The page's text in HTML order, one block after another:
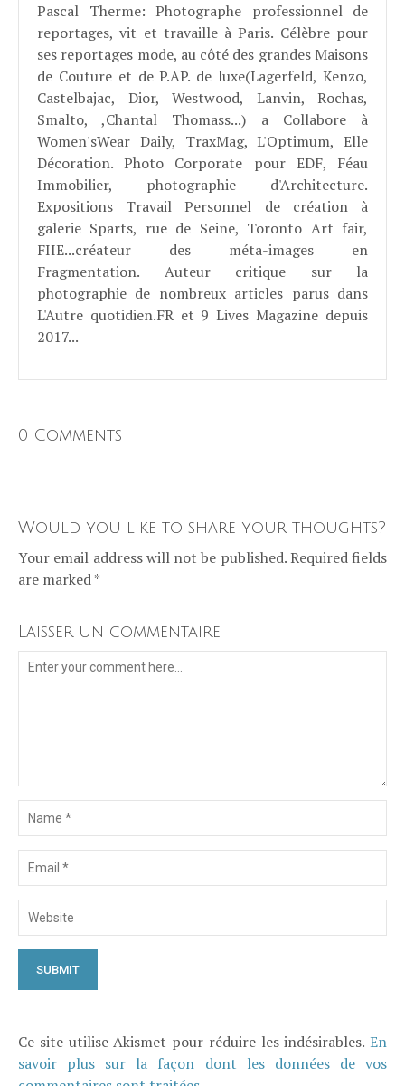
Pascal Therme: Photographe professionnel de
reportages, vit et travaille à Paris. Célèbre pour
ses reportages mode, au côté des grandes Maisons
de Couture et de P.AP. de luxe(Lagerfeld, Kenzo,
Castelbajac, Dior, Westwood, Lanvin, Rochas,
Smalto, ,Chantal Thomass...) a Collabore à
Women'sWear Daily, TraxMag, L'Optimum, Elle
Décoration. Photo Corporate pour EDF, Féau
Immobilier, photographie d'Architecture.
Expositions Travail Personnel de création à
galerie Sparts, rue de Seine, Toronto Art fair,
FIIE...créateur des méta-images en
Fragmentation. Auteur critique sur la
photographie de nombreux articles parus dans
L'Autre quotidien.FR et 9 Lives Magazine depuis
2017...
0 Comments
Would you like to share your thoughts?
Your email address will not be published. Required fields
are marked *
Laisser un commentaire
Ce site utilise Akismet pour réduire les indésirables. En
savoir plus sur la façon dont les données de vos